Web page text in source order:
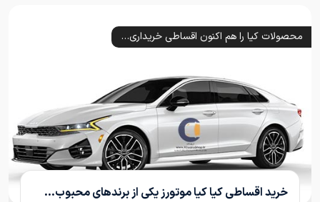
محصولات کیا را هم اکنون اقساطی خریداری کنید. خرید سراتو با کمترین پیش پرداخت
خرید اقساطی کیا کیا موتورز یکی از برندهای محبوب...